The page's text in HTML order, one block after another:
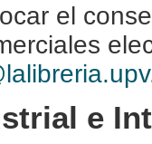
el
e